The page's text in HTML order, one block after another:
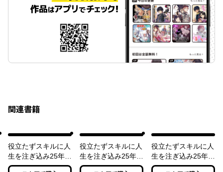
関連書籍
役立たずスキルに人
生を注ぎ込み25年、
今さら最強の冒険
役立たずスキルに人
生を注ぎ込み25年、
今さら最強の冒険譚
役立たずスキルに人
生を注ぎ込み25年、
今さら最強の冒険